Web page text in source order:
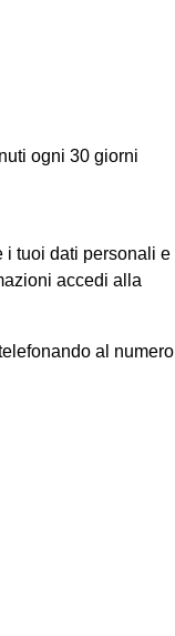
ogni 30 giorni
i tuoi dati personali e
accedi alla
al numero